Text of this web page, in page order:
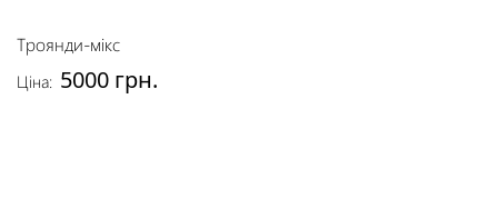
Троянди-мікс
Ціна: 5000 грн.